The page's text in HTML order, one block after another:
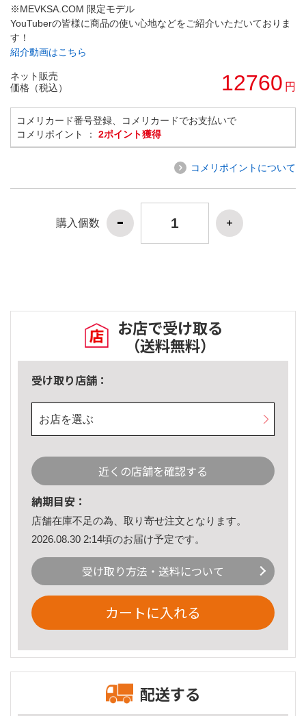
※MEVKSA.COM 限定モデル
YouTuberの皆様に商品の使い心地などをご紹介いただいておりま
す！
紹介動画はこちら
ネット販売
価格（税込）
12760 円
コメリカード番号登録、コメリカードでお支払いで
コメリポイント ： 2ポイント獲得
コメリポイントについて
購入個数
お店で受け取る
（送料無料）
受け取り店舗：
お店を選ぶ
近くの店舗を確認する
納期目安：
店舗在庫不足の為、取り寄せ注文となります。
2026.08.30 2:14頃のお届け予定です。
受け取り方法・送料について
カートに入れる
配送する